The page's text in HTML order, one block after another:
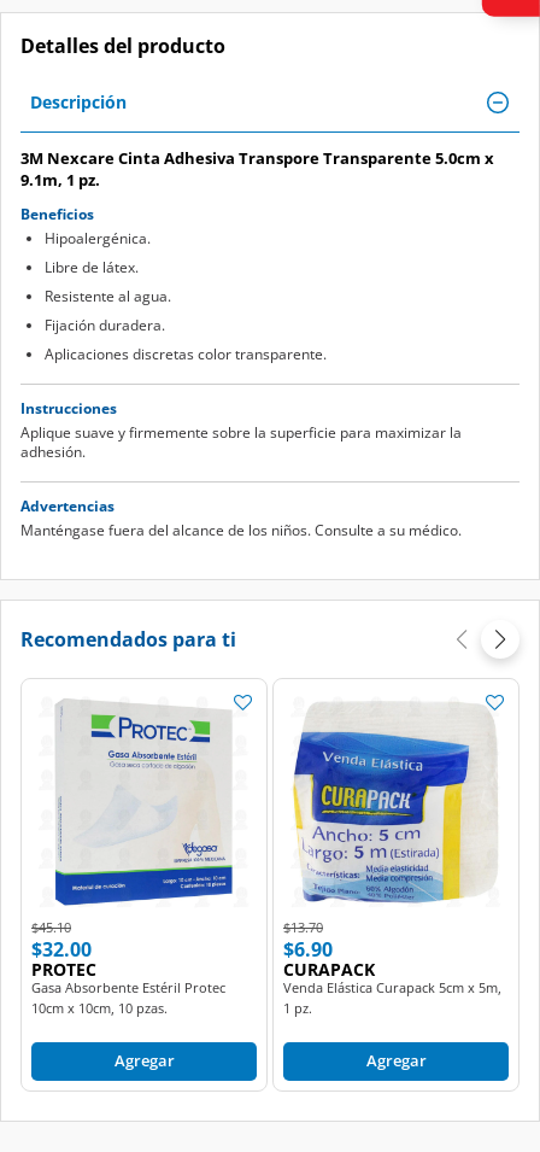
Detalles del producto
Descripción
3M Nexcare Cinta Adhesiva Transpore Transparente 5.0cm x
9.1m, 1 pz.
Beneficios
Hipoalergénica.
Libre de látex.
Resistente al agua.
Fijación duradera.
Aplicaciones discretas color transparente.
Instrucciones
Aplique suave y firmemente sobre la superficie para maximizar la
adhesión.
Advertencias
Manténgase fuera del alcance de los niños. Consulte a su médico.
Recomendados para ti
Price reduced from
$45.10to
$32.00
PROTEC
Gasa Absorbente Estéril Protec
10cm x 10cm, 10 pzas.
Agregar
Price reduced from
$13.70to
$6.90
CURAPACK
Venda Elástica Curapack 5cm x 5m,
1 pz.
Agregar